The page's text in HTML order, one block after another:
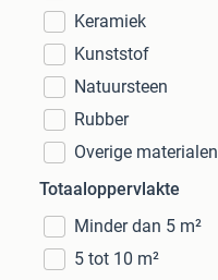
Keramiek
Kunststof
Natuursteen
Rubber
Overige materialen
Totaaloppervlakte
Minder dan 5 m²
5 tot 10 m²